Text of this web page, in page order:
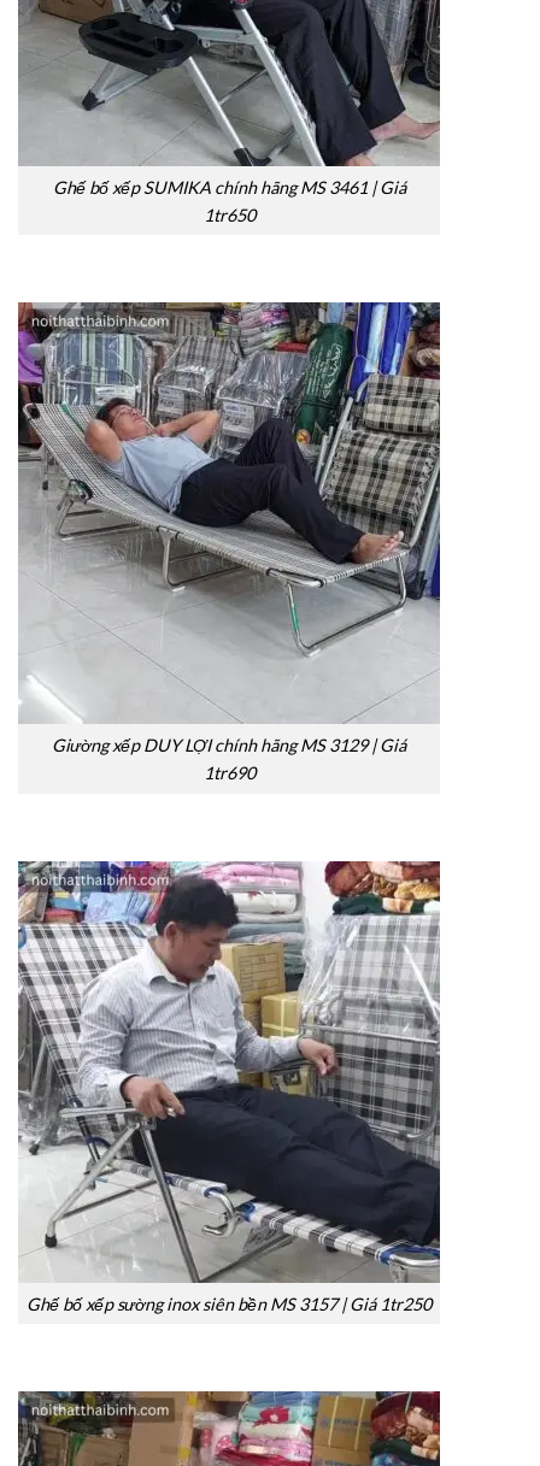
Ghế bố xếp SUMIKA chính hãng MS 3461 | Giá
1tr650
Giường xếp DUY LỢI chính hãng MS 3129 | Giá
1tr690
Ghế bố xếp sường inox siên bền MS 3157 | Giá 1tr250